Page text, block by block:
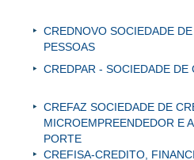
CREDNOVO SOCIEDADE
PESSOAS
CREDPAR - SOCIEDADE DE
CREFAZ SOCIEDADE DE
MICROEMPREENDEDOR E
PORTE
CREFISA-CREDITO,